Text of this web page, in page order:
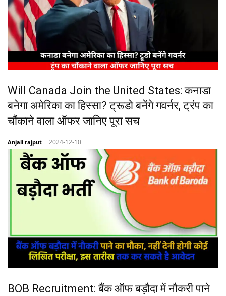
Will Canada Join the United States: कनाडा
बनेगा अमेरिका का हिस्सा? ट्रूडो बनेंगे गवर्नर, ट्रंप का
चौंकाने वाला ऑफर जानिए पूरा सच
Anjali rajput - 2024-12-10
BOB Recruitment: बैंक ऑफ बड़ौदा में नौकरी पाने